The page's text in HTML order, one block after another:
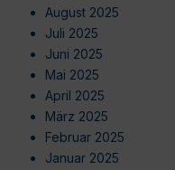
August 2025
Juli 2025
Juni 2025
Mai 2025
April 2025
März 2025
Februar 2025
Januar 2025